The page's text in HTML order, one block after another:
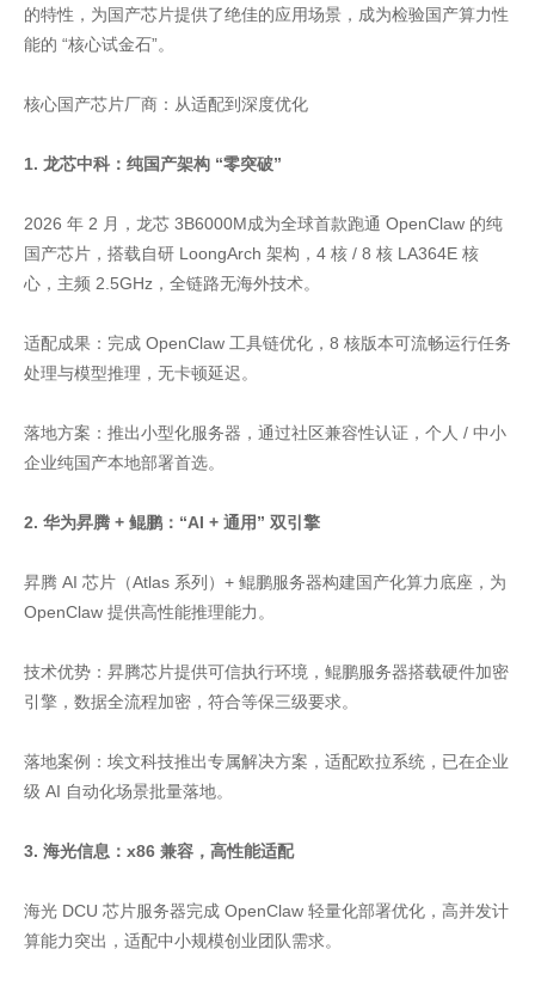
的特性，为国产芯片提供了绝佳的应用场景，成为检验国产算力性
能的 “核心试金石”。
核心国产芯片厂商：从适配到深度优化
1. 龙芯中科：纯国产架构 “零突破”
2026 年 2 月，龙芯 3B6000M成为全球首款跑通 OpenClaw 的纯
国产芯片，搭载自研 LoongArch 架构，4 核 / 8 核 LA364E 核
心，主频 2.5GHz，全链路无海外技术。
适配成果：完成 OpenClaw 工具链优化，8 核版本可流畅运行任务
处理与模型推理，无卡顿延迟。
落地方案：推出小型化服务器，通过社区兼容性认证，个人 / 中小
企业纯国产本地部署首选。
2. 华为昇腾 + 鲲鹏：“AI + 通用” 双引擎
昇腾 AI 芯片（Atlas 系列）+ 鲲鹏服务器构建国产化算力底座，为
OpenClaw 提供高性能推理能力。
技术优势：昇腾芯片提供可信执行环境，鲲鹏服务器搭载硬件加密
引擎，数据全流程加密，符合等保三级要求。
落地案例：埃文科技推出专属解决方案，适配欧拉系统，已在企业
级 AI 自动化场景批量落地。
3. 海光信息：x86 兼容，高性能适配
海光 DCU 芯片服务器完成 OpenClaw 轻量化部署优化，高并发计
算能力突出，适配中小规模创业团队需求。